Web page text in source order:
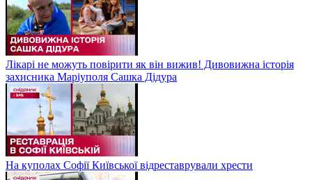
Лікарі не можуть повірити як він вижив! Дивовижна історія
захисника Маріуполя Сашка Дідура
На куполах Софії Київської відреставрували хрести